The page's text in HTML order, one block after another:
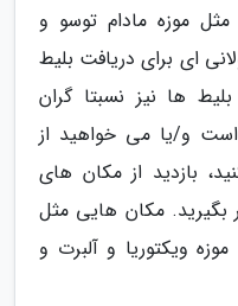
موزه مادام توسو و
ای برای دریافت بلیط
ها نیز نسبتا گران
و/یا می خواهید از
بازدید از مکان های
بگیرید. مکان هایی مثل
ویکتوریا و آلبرت و